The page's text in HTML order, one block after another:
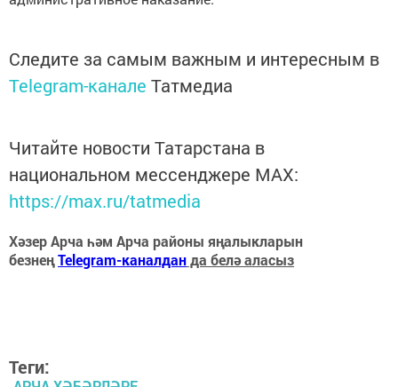
Следите за самым важным и интересным в
Telegram-канале Татмедиа
Читайте новости Татарстана в
национальном мессенджере MАХ:
https://max.ru/tatmedia
Хәзер Арча һәм Арча районы яңалыкларын
безнеңTelegram-каналданда белә аласыз
Теги: